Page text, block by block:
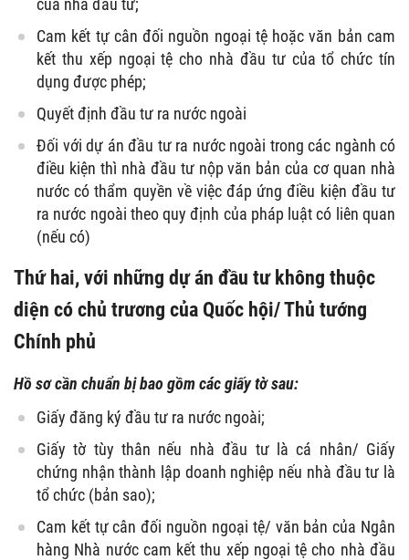
Cam kết tự cân đối nguồn ngoại tệ hoặc văn bản cam
kết thu xếp ngoại tệ cho nhà đầu tư của tổ chức tín
dụng được phép;
Quyết định đầu tư ra nước ngoài
Đối với dự án đầu tư ra nước ngoài trong các ngành có
điều kiện thì nhà đầu tư nộp văn bản của cơ quan nhà
nước có thẩm quyền về việc đáp ứng điều kiện đầu tư
ra nước ngoài theo quy định của pháp luật có liên quan
(nếu có)
Thứ hai, với những dự án đầu tư không thuộc
diện có chủ trương của Quốc hội/ Thủ tướng
Chính phủ
Hồ sơcần chuẩn bị bao gồm các giấy tờ sau:
Giấy đăng ký đầu tư ra nước ngoài;
Giấy tờ tùy thân nếu nhà đầu tư là cá nhân/ Giấy
chứng nhận thành lập doanh nghiệp nếu nhà đầu tư là
tổ chức (bản sao);
Cam kết tự cân đối nguồn ngoại tệ/ văn bản của Ngân
hàng Nhà nước cam kết thu xếp ngoại tệ cho nhà đầu